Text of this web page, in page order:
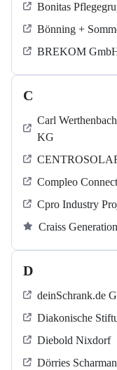
Bonitas
Bönning +
BREKOM
C
Carl
KG
Compleo
Cpro Industry
Craiss
D
deinSchrank.de
Diakonische
Diebold Nixdorf
Dörries